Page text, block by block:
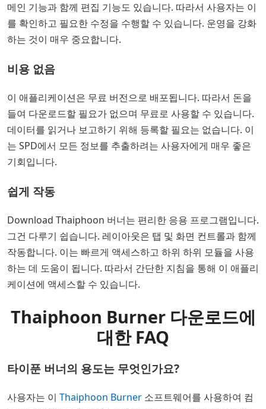
메인 기능과 함께 편집 기능도 있습니다. 따라서 사용자는 이
를 확인하고 필요한 수정을 수행할 수 있습니다. 운영을 강화
하는 것이 매우 중요합니다.
비용 없음
이 애플리케이션은 무료 버전으로 배포됩니다. 따라서 돈을
들여 다운로드할 필요가 없으며 무료로 사용할 수 있습니다.
데이터를 읽거나 보고하기 위해 등록할 필요는 없습니다. 이
는 SPD에서 모든 정보를 추출하려는 사용자에게 매우 좋은
기회입니다.
쉽게 작동
Download Thaiphoon 버너는 편리한 응용 프로그램입니다.
그건 다루기 쉽습니다. 레이아웃은 탭 및 화면 컨트롤과 함께
작동합니다. 이는 빠르게 액세스하고 하위 하위 모듈을 사용
하는 데 도움이 됩니다. 따라서 간단한 지침을 통해 이 애플리
케이션에 액세스할 수 있습니다.
Thaiphoon Burner 다운로드에
대한 FAQ
타이푼 버너의 용도는 무엇인가요?
사용자는 이 Thaiphoon Burner 소프트웨어를 사용하여 컴